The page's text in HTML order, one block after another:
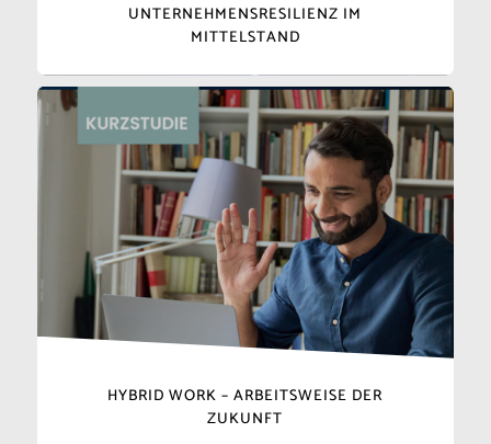
UNTERNEHMENSRESILIENZ IM
MITTELSTAND
HYBRID WORK – ARBEITSWEISE DER
ZUKUNFT